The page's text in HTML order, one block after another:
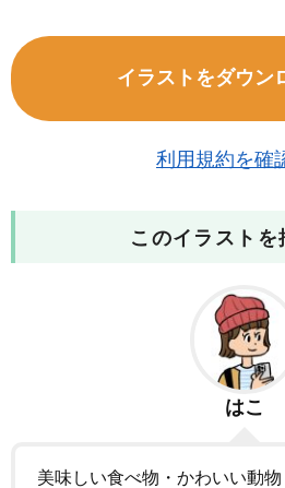
イラストをダウン
利用規約を確
このイラストを
はこ
美味しい食べ物・かわいい動